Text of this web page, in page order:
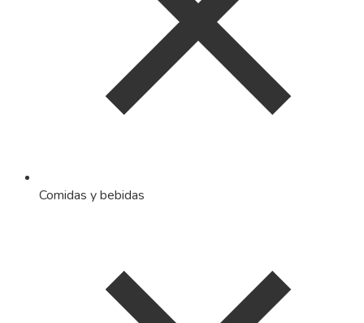
Comidas y bebidas